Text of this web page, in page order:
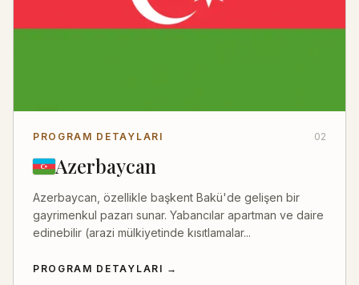
PROGRAM DETAYLARI 02
Azerbaycan
Azerbaycan, özellikle başkent Bakü'de gelişen bir
gayrimenkul pazarı sunar. Yabancılar apartman ve daire
edinebilir (arazi mülkiyetinde kısıtlamalar...
PROGRAM DETAYLARI →